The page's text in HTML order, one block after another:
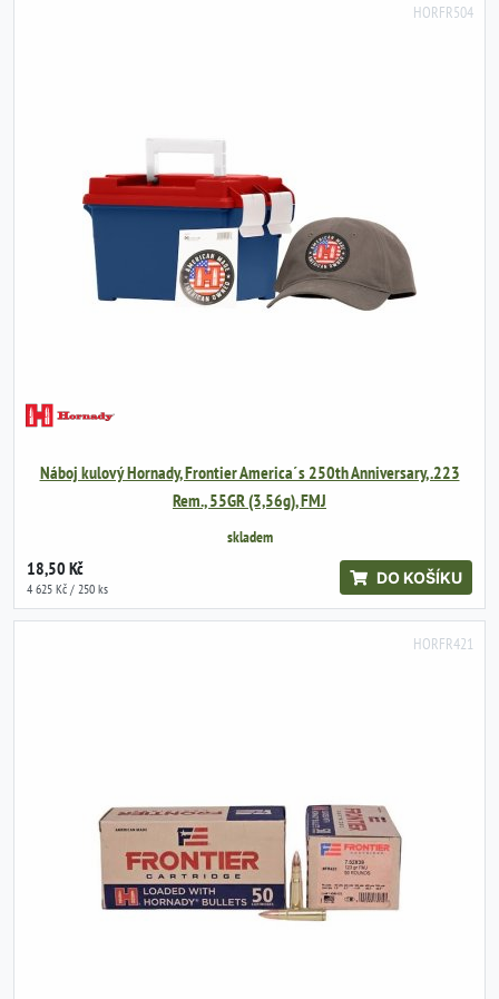
HORFR504
Náboj kulový Hornady, Frontier America´s 250th Anniversary, .223
Rem., 55GR (3,56g), FMJ
skladem
18,50 Kč
4 625 Kč / 250 ks
DO KOŠÍKU
HORFR421